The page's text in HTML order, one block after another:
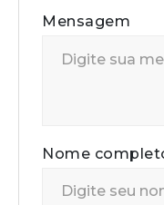
Mensagem
Nome